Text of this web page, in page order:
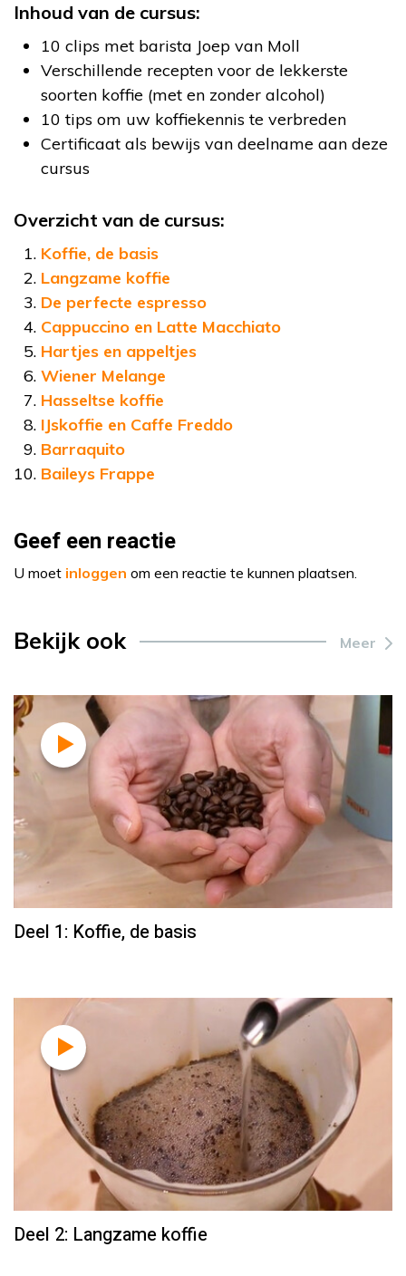
Inhoud van de cursus:
10 clips met barista Joep van Moll
Verschillende recepten voor de lekkerste
soorten koffie (met en zonder alcohol)
10 tips om uw koffiekennis te verbreden
Certificaat als bewijs van deelname aan deze
cursus
Overzicht van de cursus:
Koffie, de basis
Langzame koffie
De perfecte espresso
Cappuccino en Latte Macchiato
Hartjes en appeltjes
Wiener Melange
Hasseltse koffie
IJskoffie en Caffe Freddo
Barraquito
Baileys Frappe
Geef een reactie
U moet inloggen om een reactie te kunnen plaatsen.
Bekijk ook Meer
Deel 1: Koffie, de basis
Deel 2: Langzame koffie